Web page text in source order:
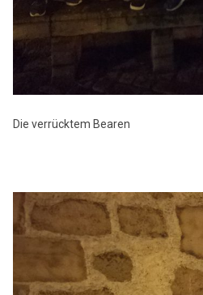
Die verrücktem Bearen